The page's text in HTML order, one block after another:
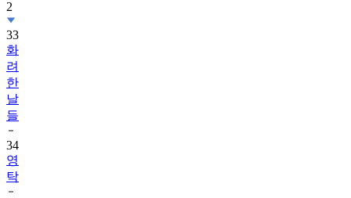
2
33
화
려
한
날
들
34
영
탁